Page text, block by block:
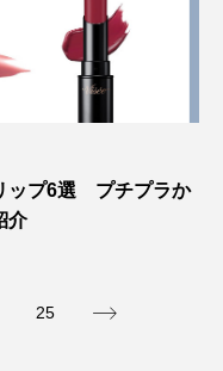
ップ6選 プチプラか
介
25